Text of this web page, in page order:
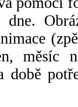
měsíc
době